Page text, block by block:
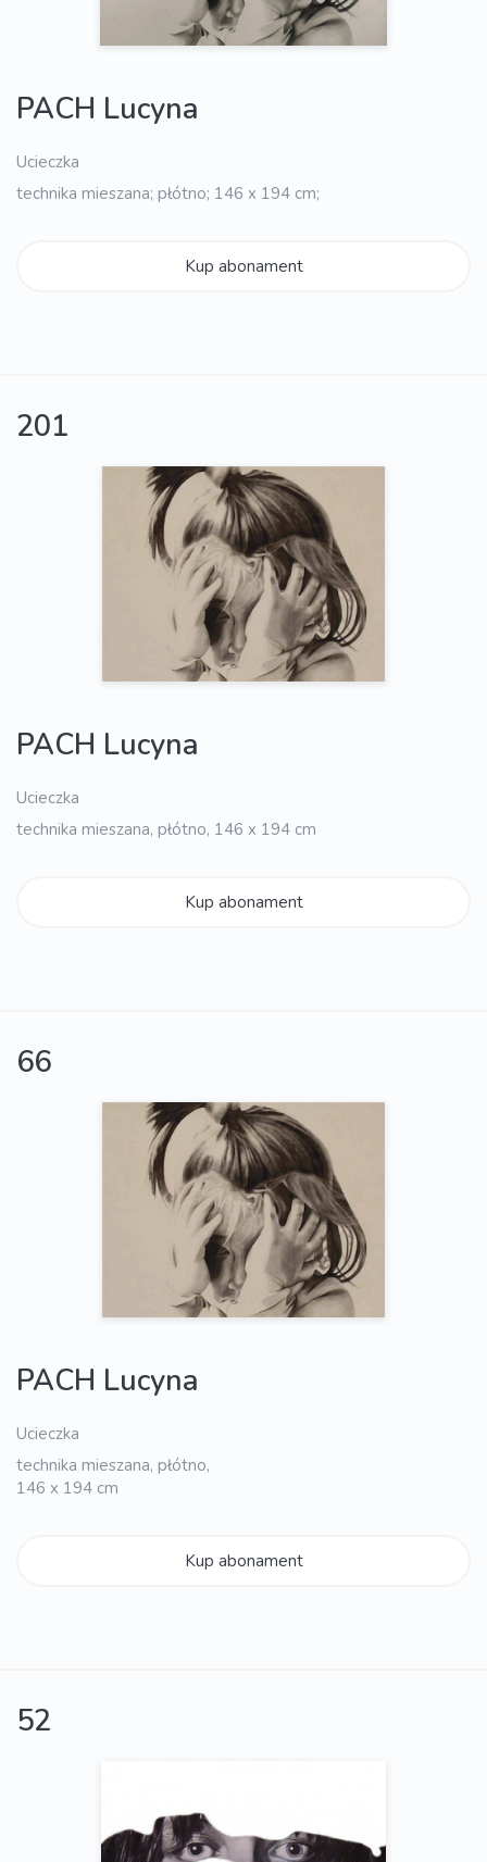
PACH Lucyna
Ucieczka
technika mieszana; płótno; 146 x 194 cm;
Kup abonament
201
PACH Lucyna
Ucieczka
technika mieszana, płótno, 146 x 194 cm
Kup abonament
66
PACH Lucyna
Ucieczka
technika mieszana, płótno,
146 x 194 cm
Kup abonament
52